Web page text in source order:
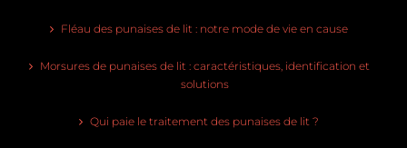
Fléau des punaises de lit : notre mode de vie en cause
Morsures de punaises de lit : caractéristiques, identification et
solutions
Qui paie le traitement des punaises de lit ?